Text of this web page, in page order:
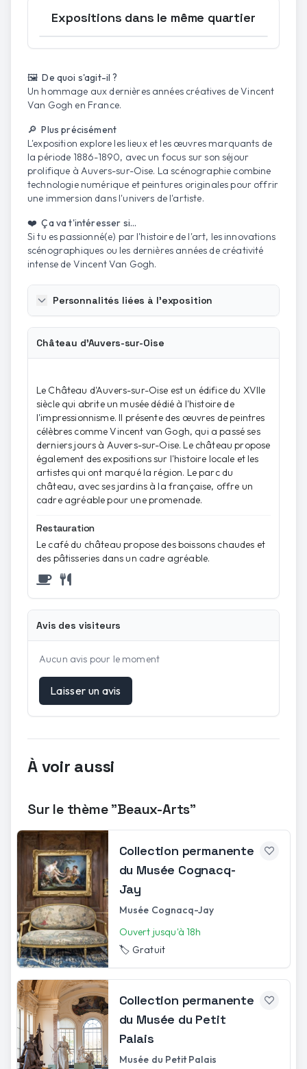
Expositions dans le même quartier
🖼️ De quoi s'agit-il ?
Un hommage aux dernières années créatives de Vincent
Van Gogh en France.
🔎 Plus précisément
L'exposition explore les lieux et les œuvres marquants de
la période 1886-1890, avec un focus sur son séjour
prolifique à Auvers-sur-Oise. La scénographie combine
technologie numérique et peintures originales pour offrir
une immersion dans l'univers de l'artiste.
❤️ Ça va t'intéresser si...
Si tu es passionné(e) par l'histoire de l'art, les innovations
scénographiques ou les dernières années de créativité
intense de Vincent Van Gogh.
Personnalités liées à l'exposition
Château d'Auvers-sur-Oise
Le Château d'Auvers-sur-Oise est un édifice du XVIIe
siècle qui abrite un musée dédié à l'histoire de
l'impressionnisme. Il présente des œuvres de peintres
célèbres comme Vincent van Gogh, qui a passé ses
derniers jours à Auvers-sur-Oise. Le château propose
également des expositions sur l'histoire locale et les
artistes qui ont marqué la région. Le parc du
château, avec ses jardins à la française, offre un
cadre agréable pour une promenade.
Restauration
Le café du château propose des boissons chaudes et
des pâtisseries dans un cadre agréable.
Avis des visiteurs
Aucun avis pour le moment
Laisser un avis
À voir aussi
Sur le thème "Beaux-Arts"
Collection permanente
du Musée Cognacq-
Jay
Musée Cognacq-Jay
Ouvert jusqu'à 18h
🏷️ Gratuit
Collection permanente
du Musée du Petit
Palais
Musée du Petit Palais